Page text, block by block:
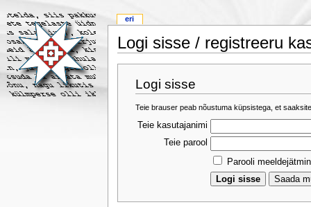
Logi sisse / registreeru
Logi sisse
Teie brauser peab nõustuma küpsistega, et
Teie kasutajanimi
Teie parool
Parooli
eri